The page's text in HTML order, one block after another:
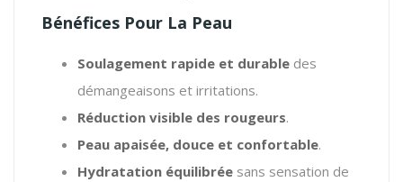
Bénéfices Pour La Peau
Soulagement rapide et durable des
démangeaisons et irritations.
Réduction visible des rougeurs.
Peau apaisée, douce et confortable.
Hydratation équilibrée sans sensation de